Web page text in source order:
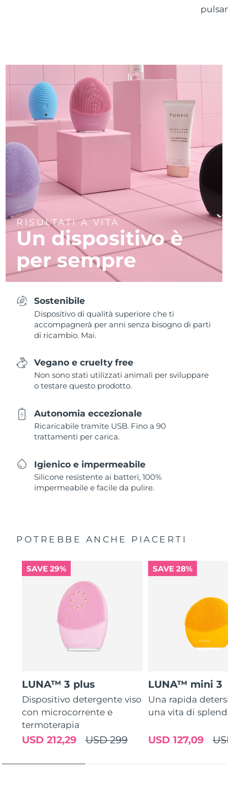
RISULTATI A VITA
Un dispositivo è
per sempre
Sostenibile
Dispositivo di qualità superiore che ti
accompagnerà per anni senza bisogno di parti
di ricambio. Mai.
Vegano e cruelty free
Non sono stati utilizzati animali per sviluppare
o testare questo prodotto.
Autonomia eccezionale
Ricaricabile tramite USB. Fino a 90
trattamenti per carica.
Igienico e impermeabile
Silicone resistente ai batteri, 100%
impermeabile e facile da pulire.
POTREBBE ANCHE PIACERTI
SAVE 29%
LUNA™ 3 plus
Dispositivo detergente viso
con microcorrente e
termoterapia
USD 299
USD 212,29
SAVE 28%
LUNA™ mini 3
Una rapida
una vita di
USD 127,09